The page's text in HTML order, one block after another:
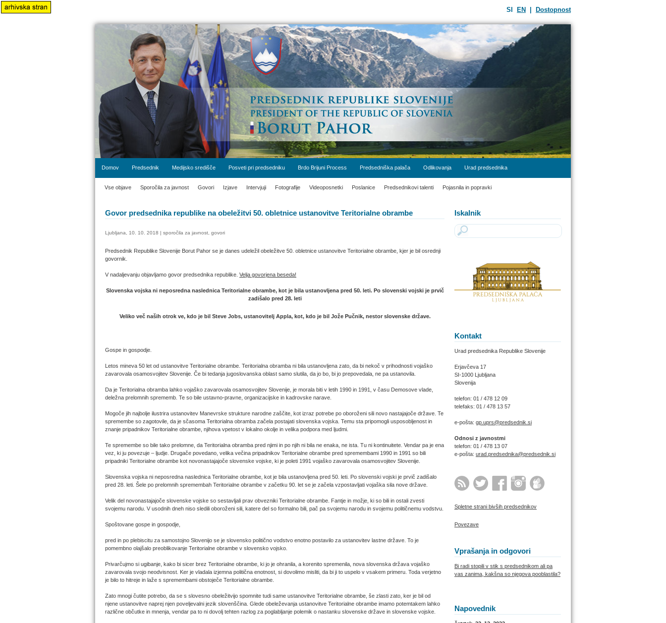
SI EN Dostopnost
Domov Predsednik Medijsko središče Posveti pri predsedniku Brdo Brijuni Process Predsedniška palača Odlikovanja Urad predsednika
Vse objave Sporočila za javnost Govori Izjave Intervjuji Fotografije Videoposnetki Poslanice Predsednikovi talenti Pojasnila in popravki
Govor predsednika republike na obeležitvi 50. obletnice ustanovitve Teritorialne obrambe
Ljubljana, 10. 10. 2018 | sporočila za javnost, govori
Predsednik Republike Slovenije Borut Pahor se je danes udeležil obeležitve 50. obletnice ustanovitve Teritorialne obrambe, kjer je bil osrednji
govornik.
V nadaljevanju objavljamo govor predsednika republike. Velja govorjena beseda!
Slovenska vojska ni neposredna naslednica Teritorialne obrambe, kot je bila ustanovljena pred 50. leti. Po slovenski vojski je prvič
zadišalo pred 28. leti
Veliko več naših otrok ve, kdo je bil Steve Jobs, ustanovitelj Appla, kot, kdo je bil Jože Pučnik, nestor slovenske države.
Gospe in gospodje.
Letos mineva 50 let od ustanovitve Teritorialne obrambe. Teritorialna obramba ni bila ustanovljena zato, da bi nekoč v prihodnosti vojaško
zavarovala osamosvojitev Slovenije. Če bi tedanja jugoslovanska oblast samo slutila, da jo bo, bi jo prepovedala, ne pa ustanovila.
Da je Teritorialna obramba lahko vojaško zavarovala osamosvojitev Slovenije, je morala biti v letih 1990 in 1991, v času Demosove vlade,
deležna prelomnih sprememb. Te so bile ustavno-pravne, organizacijske in kadrovske narave.
Mogoče jih najbolje ilustrira ustanovitev Manevrske strukture narodne zaščite, kot izraz potrebe po oboroženi sili novo nastajajoče države. Te
spremembe so zagotovile, da je sčasoma Teritorialna obramba začela postajati slovenska vojska. Temu sta pripomogli usposobljenost in
znanje pripadnikov Teritorialne obrambe, njihova vpetost v lokalno okolje in velika podpora med ljudmi.
Te spremembe so bile tako prelomne, da Teritorialna obramba pred njimi in po njih ni bila ne enaka, ne ista. Tu ni kontinuitete. Vendar pa je ena
vez, ki ju povezuje – ljudje. Drugače povedano, velika večina pripadnikov Teritorialne obrambe pred spremembami 1990 in 1991 so bili
pripadniki Teritorialne obrambe kot novonastajajoče slovenske vojske, ki je poleti 1991 vojaško zavarovala osamosvojitev Slovenije.
Slovenska vojska ni neposredna naslednica Teritorialne obrambe, kot je bila ustanovljena pred 50. leti. Po slovenski vojski je prvič zadišalo
pred 28. leti. Šele po prelomnih spremembah Teritorialne obrambe v začetku 90. let se je začela vzpostavljati vojaška sila nove države.
Velik del novonastajajoče slovenske vojske so sestavljali prav obvezniki Teritorialne obrambe. Fantje in možje, ki so bili in ostali zvesti
svojemu narodu. V usodnih dneh niso sledili oboroženi sili, katere del so formalno bili, pač pa svojemu narodu in svojemu političnemu vodstvu.
Spoštovane gospe in gospodje,
pred in po plebiscitu za samostojno Slovenijo se je slovensko politično vodstvo enotno postavilo za ustanovitev lastne države. To je
pomembno olajšalo preoblikovanje Teritorialne obrambe v slovensko vojsko.
Privarčujmo si ugibanje, kako bi sicer brez Teritorialne obrambe, ki jo je ohranila, a korenito spremenila, nova slovenska država vojaško
zavarovala svojo neodvisnost. Ker je vladala izjemna politična enotnost, si dovolimo misliti, da bi ji to uspelo v vsakem primeru. Toda verjetno
je bilo to hitreje in laže s spremembami obstoječe Teritorialne obrambe.
Zato mnogi čutite potrebo, da se s slovesno obeležitvijo spomnite tudi same ustanovitve Teritorialne obrambe, še zlasti zato, ker je bil od
njene ustanovitve naprej njen poveljevalni jezik slovenščina. Glede obeleževanja ustanovitve Teritorialne obrambe imamo potemtakem lahko
različne občutke in mnenja, vendar pa to ni dovolj tehten razlog za poglabljanje polemik o nastanku slovenske države in slovenske vojske.
Iskalnik
Kontakt
Urad predsednika Republike Slovenije
Erjavčeva 17
SI-1000 Ljubljana
Slovenija
telefon: 01 / 478 12 09
telefaks: 01 / 478 13 57
e-pošta: gp.uprs@predsednik.si
Odnosi z javnostmi
telefon: 01 / 478 13 07
e-pošta: urad.predsednika@predsednik.si
Spletne strani bivših predsednikov
Povezave
Vprašanja in odgovori
Bi radi stopili v stik s predsednikom ali pa
vas zanima, kakšna so njegova pooblastila?
Napovednik